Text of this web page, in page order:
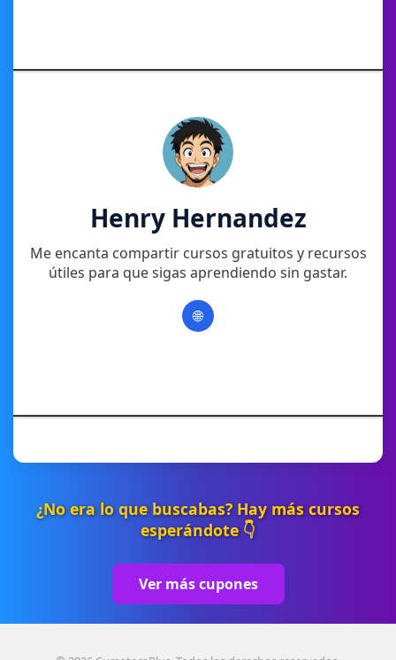
Henry Hernandez
Me encanta compartir cursos gratuitos y recursos
útiles para que sigas aprendiendo sin gastar.
🌐
¿No era lo que buscabas? Hay más cursos
esperándote 👇
Ver más cupones